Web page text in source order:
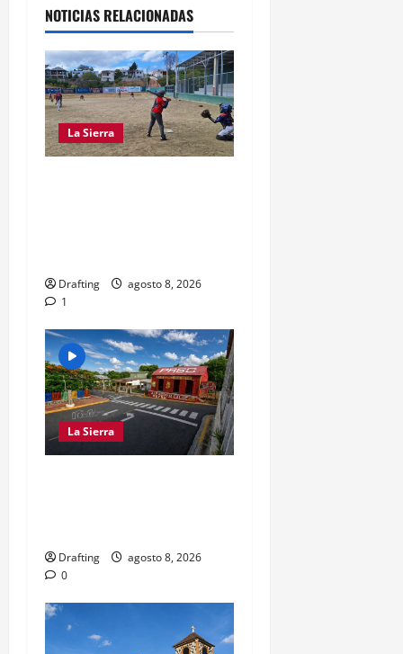
NOTICIAS RELACIONADAS
La Sierra
Drafting
agosto 8, 2026
1
La Sierra
Drafting
agosto 8, 2026
0